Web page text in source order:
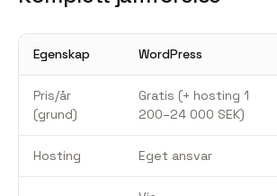
Egenskap WordPress
Pris/år
(grund)
Gratis (+ hosting 1
200–24 000 SEK)
Hosting Eget ansvar